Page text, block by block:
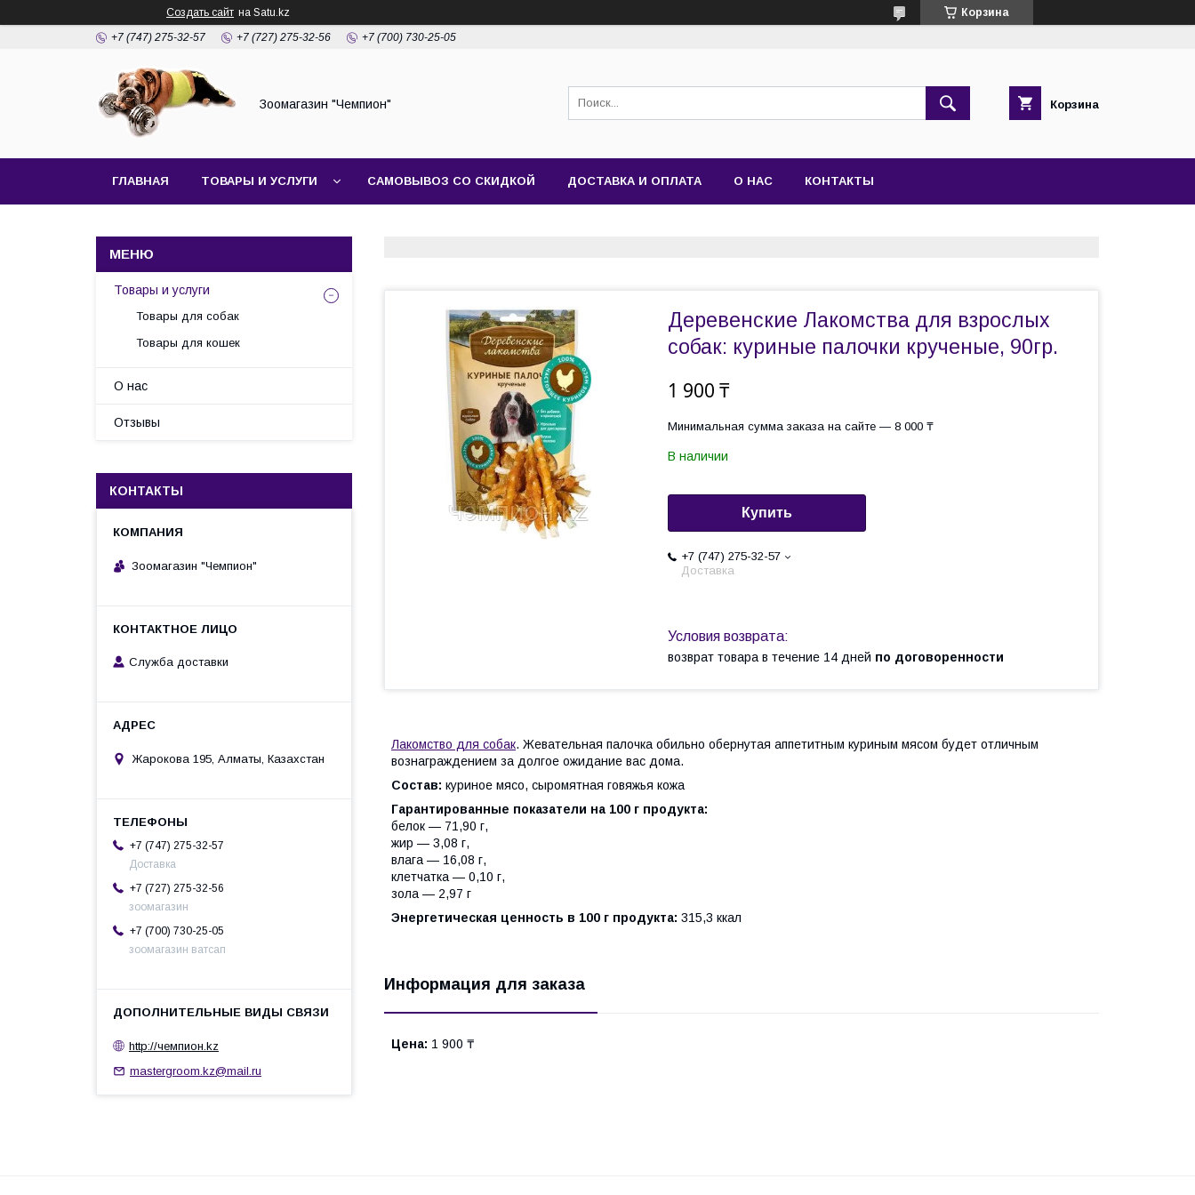
Создать сайт на Satu.kz Корзина
+7 (747) 275-32-57 +7 (727) 275-32-56 +7 (700) 730-25-05
Зоомагазин "Чемпион" Корзина
ГЛАВНАЯ ТОВАРЫ И УСЛУГИ САМОВЫВОЗ СО СКИДКОЙ ДОСТАВКА И ОПЛАТА О НАС КОНТАКТЫ
Деревенские Лакомства для взрослых
собак: куриные палочки крученые, 90гр.
1 900 ₸
Минимальная сумма заказа на сайте — 8 000 ₸
В наличии
Купить
+7 (747) 275-32-57
Доставка
возврат товара в течение 14 дней по договоренности
Лакомство для собак. Жевательная палочка обильно обернутая аппетитным куриным мясом будет отличным
вознаграждением за долгое ожидание вас дома.
Состав: куриное мясо, сыромятная говяжья кожа
Гарантированные показатели на 100 г продукта:
белок — 71,90 г,
жир — 3,08 г,
влага — 16,08 г,
клетчатка — 0,10 г,
зола — 2,97 г
Энергетическая ценность в 100 г продукта: 315,3 ккал
Информация для заказа
Цена: 1 900 ₸
Товары и услуги
Товары для собак
Товары для кошек
О нас
Отзывы
КОНТАКТЫ
Зоомагазин "Чемпион"
Служба доставки
Жарокова 195, Алматы, Казахстан
+7 (747) 275-32-57
Доставка
+7 (727) 275-32-56
зоомагазин
+7 (700) 730-25-05
зоомагазин ватсап
http://чемпион.kz
mastergroom.kz@mail.ru